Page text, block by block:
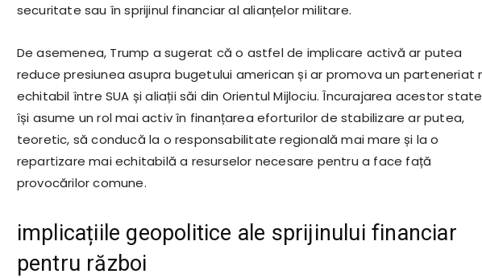
securitate sau în sprijinul financiar al alianțelor militare.
De asemenea, Trump a sugerat că o astfel de implicare activă ar putea
reduce presiunea asupra bugetului american și ar promova un parteneriat
echitabil între SUA și aliații săi din Orientul Mijlociu. Încurajarea acestor
își asume un rol mai activ în finanțarea eforturilor de stabilizare ar putea,
teoretic, să conducă la o responsabilitate regională mai mare și la o
repartizare mai echitabilă a resurselor necesare pentru a face față
provocărilor comune.
implicațiile geopolitice ale sprijinului financiar
pentru război